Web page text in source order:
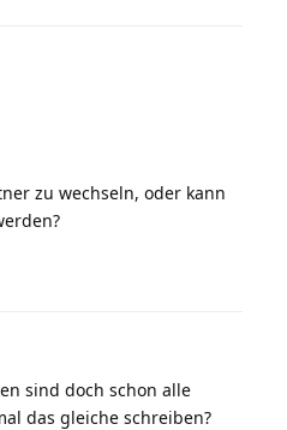
zu wechseln, oder kann
sind doch schon alle
das gleiche schreiben?